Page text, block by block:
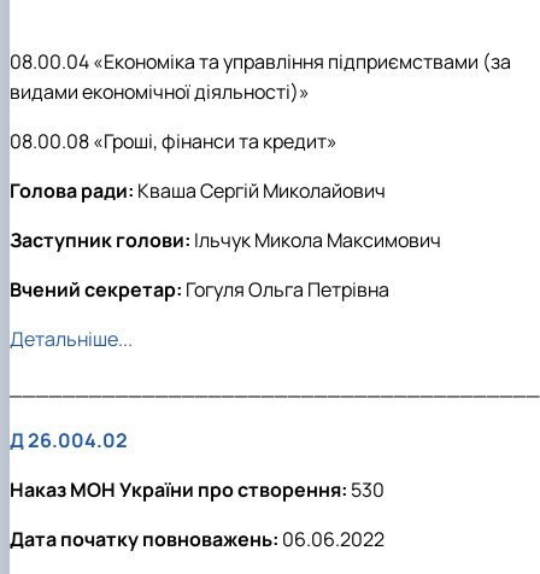
08.00.04 «Економіка та управління підприємствами (за
видами економічної діяльності)»
08.00.08 «Гроші, фінанси та кредит»
Голова ради: Кваша Сергій Миколайович
Заступник голови: Ільчук Микола Максимович
Вчений секретар: Гогуля Ольга Петрівна
Детальніше...
Д26.004.02
Наказ МОН України про створення: 530
Дата початку повноважень: 06.06.2022